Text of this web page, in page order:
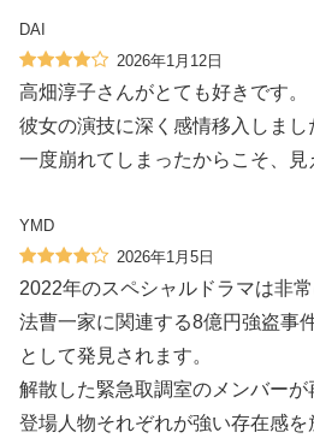
DAI
2026年1月12日
高畑淳子さんがとても好きです。
彼女の演技に深く感情移入しまし
一度崩れてしまったからこそ、見
YMD
2026年1月5日
2022年のスペシャルドラマは非常
法曹一家に関連する8億円強盗事
として発見されます。
解散した緊急取調室のメンバーが
登場人物それぞれが強い存在感